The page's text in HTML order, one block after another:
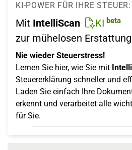
KI-POWER FÜR IHRE STEUER:
Mit IntelliScan KI beta
zur mühelosen
Nie wieder Steuerstress!
Lernen Sie hier, wie Sie mit
Steuererklärung schneller und
Laden Sie einfach Ihre
erkennt und verarbeitet alle
für Sie.